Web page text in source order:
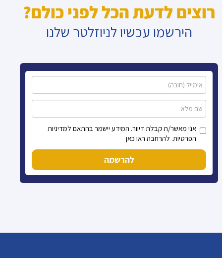
רוצים לדעת הכל לפני כולם?
הירשמו עכשיו לניוזלטר שלנו
אני מאשר/ת קבלת דיוור. המידע יישמר בהתאם למדיניות
הפרטיות. להרחבה ראו כאן
להרשמה